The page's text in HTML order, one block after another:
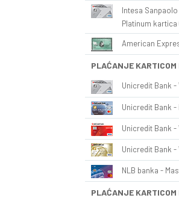
Intesa
Platinum kartica
American
PLAĆANJE KARTICOM
Unicredit Bank -
Unicredit Bank -
Unicredit Bank -
Unicredit Bank -
NLB banka -
PLAĆANJE KARTICOM